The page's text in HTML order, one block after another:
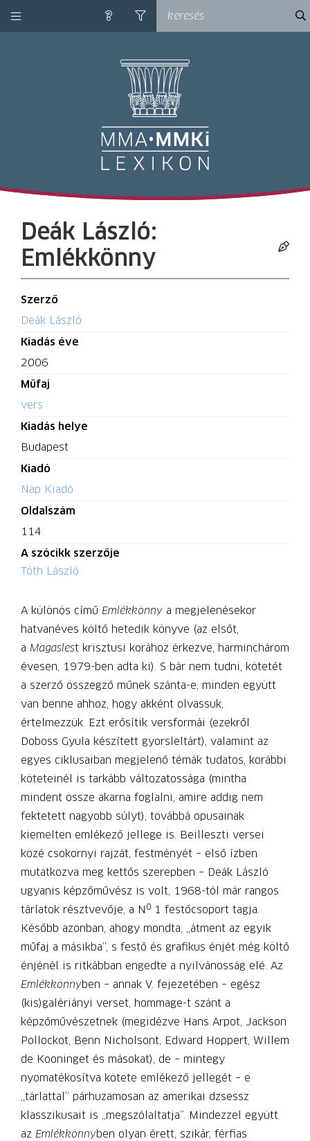
kategóriák
súgó szűrés
Deák László:
Emlékkönny
Szerző
Deák László
Kiadás éve
2006
Műfaj
vers
Kiadás helye
Budapest
Kiadó
Nap Kiadó
Oldalszám
114
A szócikk szerzője
Tóth László
A különös című Emlékkönny a megjelenésekor
hatvanéves költő hetedik könyve (az elsőt,
a Magaslest krisztusi korához érkezve, harminchárom
évesen, 1979-ben adta ki). S bár nem tudni, kötetét
a szerző összegző műnek szánta-e, minden együtt
van benne ahhoz, hogy akként olvassuk,
értelmezzük. Ezt erősítik versformái (ezekről
Doboss Gyula készített gyorsleltárt), valamint az
egyes ciklusaiban megjelenő témák tudatos, korábbi
köteteinél is tarkább változatossága (mintha
mindent össze akarna foglalni, amire addig nem
fektetett nagyobb súlyt), továbbá opusainak
kiemelten emlékező jellege is. Beilleszti versei
közé csokornyi rajzát, festményét – első ízben
mutatkozva meg kettős szerepben – Deák László
ugyanis képzőművész is volt, 1968-tól már rangos
tárlatok résztvevője, a N 0
1 festőcsoport tagja.
Később azonban, ahogy mondta, „átment az egyik
műfaj a másikba”, s festő és grafikus énjét még költő
énjénél is ritkábban engedte a nyilvánosság elé. Az
Emlékkönnyben – annak V. fejezetében – egész
(kis)galériányi verset, hommage-t szánt a
képzőművészetnek (megidézve Hans Arpot, Jackson
Pollockot, Benn Nicholsont, Edward Hoppert, Willem
de Kooninget és másokat), de – mintegy
nyomatékosítva kötete emlékező jellegét – e
„tárlattal” párhuzamosan az amerikai dzsessz
klasszikusait is „megszólaltatja”. Mindezzel együtt
az Emlékkönnyben olyan érett, szikár, férfias